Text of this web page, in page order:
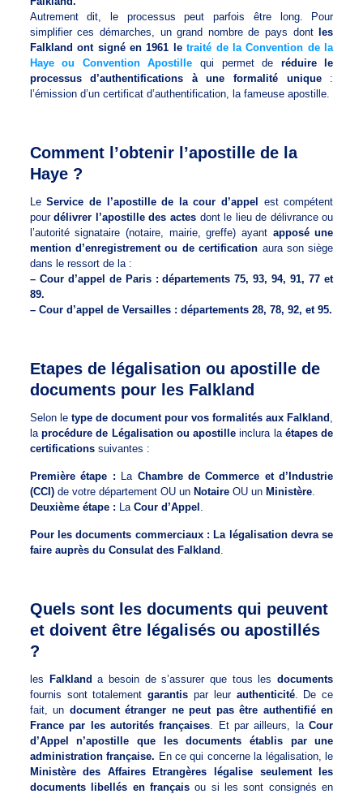
Autrement dit, le processus peut parfois être long. Pour
simplifier ces démarches, un grand nombre de pays dont
les
Falkland ont signé en 1961 letraité de la Convention de la
Haye ou Convention Apostille qui permet de réduire le
processus d’authentifications à une formalité unique:
l’émission d’un certificat d’authentification, la fameuse apostille.
Comment l’obtenir l’apostille de la
Haye ?
LeService de l’apostille de la cour d’appel
est compétent
pourdélivrer l’apostille des actesdont le lieu de délivrance ou
l’autorité signataire (notaire, mairie, greffe) ayant apposé une
mention d’enregistrement ou de certification aura son siège
dans le ressort de la :
– Cour d’appel de Paris : départements 75, 93, 94, 91, 77 et
89.
– Cour d’appel de Versailles : départements 28, 78, 92, et 95.
Etapes de légalisation ou apostille de
documents pour les Falkland
Selon le type de document pour vos formalités aux Falkland
laprocédure de Légalisation ou apostille inclura la étapes de
certificationssuivantes :
Première étape : La Chambre de Commerce et d’Industrie
(CCI)de votre département OU un Notaire OU un Ministère.
Deuxième étape : La Cour d’Appel
Pour les documents commerciaux : La légalisation devra se
faire auprès du Consulat des Falkland
Quels sont les documents qui peuvent
et doivent être légalisés ou apostillés
?
les Falkland a besoin de s’assurer que tous lesdocuments
fournis sont totalementgarantis par leur authenticité. De ce
fait, un document étranger ne peut pas être authentifié en
France par les autorités françaises . Et par ailleurs, laCour
d’Appel n’apostille que les documents établis par une
administration française. En ce qui concerne la légalisation, le
Ministère des Affaires Etrangères légalise seulement les
documents libellés en françaisou si les sont consignés en